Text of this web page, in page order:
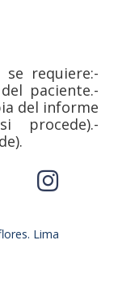
requiere:-
paciente.-
del informe
procede).-
Lima